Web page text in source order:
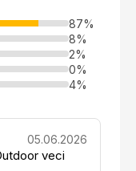
87%
8%
2%
0%
4%
05.06.2026
veci